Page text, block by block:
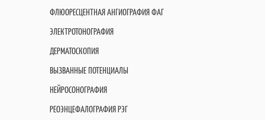
ФЛЮОРЕСЦЕНТНАЯ АНГИОГРАФИЯ ФАГ
ЭЛЕКТРОТОНОГРАФИЯ
ДЕРМАТОСКОПИЯ
ВЫЗВАННЫЕ ПОТЕНЦИАЛЫ
НЕЙРОСОНОГРАФИЯ
РЕОЭНЦЕФАЛОГРАФИЯ РЭГ